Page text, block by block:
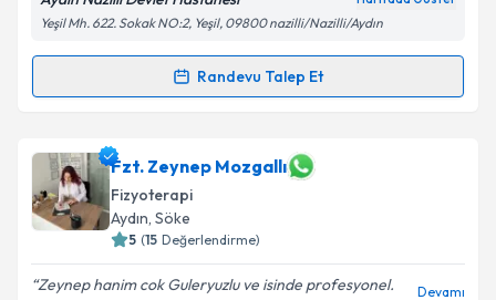
Takvim Talebini Gönder
Yeşil Mh. 622. Sokak NO:2, Yeşil, 09800 nazilli/Nazilli/Aydın
Randevu Talep Et
Randevu Takvimi Talebi
Dr. Tansel Özbent için randevu takvimi talebi
oluşturun. Size bu uzmandan randevu almanız için bir
takvim hazırlandığında e-posta ile bilgilendireceğiz.
E-posta Adresiniz
Fzt. Zeynep Mozgallı
Fizyoterapi
Aydın, Söke
5 (15 Değerlendirme)
Zeynep hanim cok Guleryuzlu ve isinde profesyonel.
Devamı